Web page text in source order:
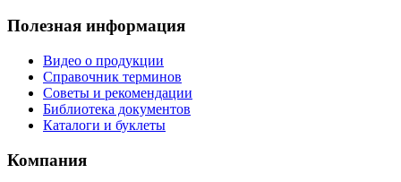
Полезная информация
Видео о продукции
Справочник терминов
Советы и рекомендации
Библиотека документов
Каталоги и буклеты
Компания